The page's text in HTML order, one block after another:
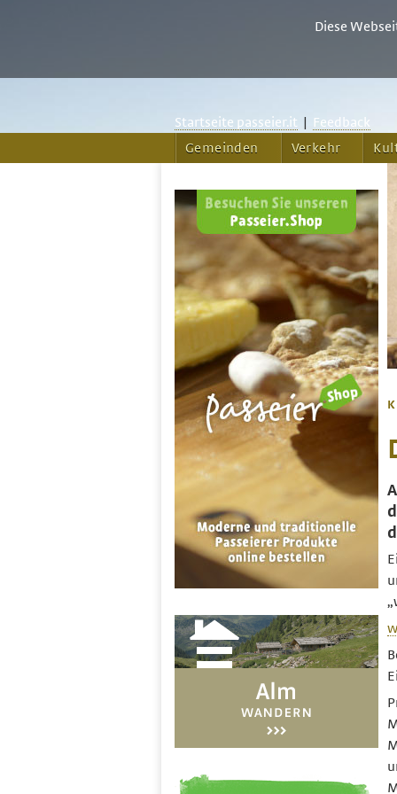
Startseite passeier.it
Feedback
Gemeinden
Verkehr
Diese